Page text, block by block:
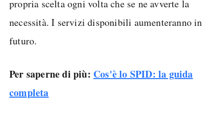
propria scelta ogni volta che se ne avverte la
necessità. I servizi disponibili aumenteranno in
futuro.
Per saperne di più: Cos'è lo SPID: la guida
completa